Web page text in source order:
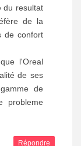
du resultat
de la
de confort
l'Oreal
de ses
de
probleme
Répondre